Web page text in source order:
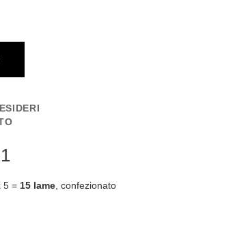
5 = 15 lame , confezionato